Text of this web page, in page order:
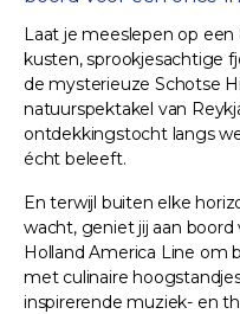
Laat je meeslepen op
kusten, sprookjesachtige
de mysterieuze Schotse
natuurspektakel van
ontdekkingstocht langs
écht beleeft.
En terwijl buiten elke
wacht, geniet jij aan
Holland America Line om
met culinaire
inspirerende muziek- en